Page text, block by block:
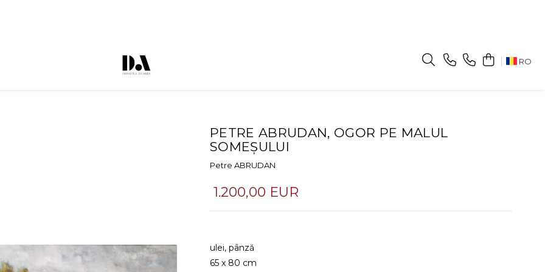
RO
PETRE ABRUDAN, OGOR PE MALUL
SOMEȘULUI
Petre ABRUDAN
1.200,00 EUR
ulei, pânză
65 x 80 cm